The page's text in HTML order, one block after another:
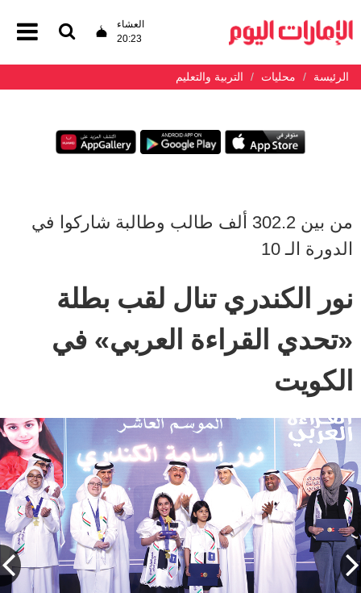
العشاء
20:23
الرئيسة محليات التربية والتعليم
من بين 302.2 ألف طالب وطالبة شاركوا في
الدورة الـ 10
نور الكندري تنال لقب بطلة
«تحدي القراءة العربي» في
الكويت